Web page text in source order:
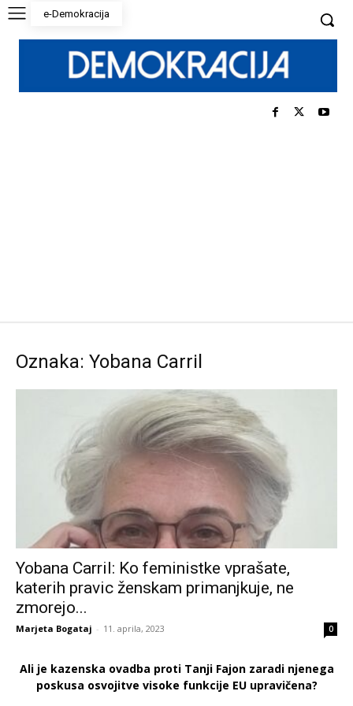
e-Demokracija
Oznaka: Yobana Carril
Yobana Carril: Ko feministke vprašate,
katerih pravic ženskam primanjkuje, ne
zmorejo...
Marjeta Bogataj - 11. aprila, 2023 0
Ali je kazenska ovadba proti Tanji Fajon zaradi njenega
poskusa osvojitve visoke funkcije EU upravičena?